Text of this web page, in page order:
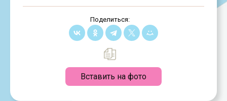
Поделиться:
Вставить на фото